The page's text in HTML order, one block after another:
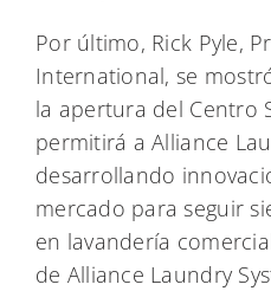
Por último, Rick Pyle,
International, se
la apertura del Centro
permitirá a Alliance
desarrollando
mercado para seguir
en lavandería
de Alliance Laundry